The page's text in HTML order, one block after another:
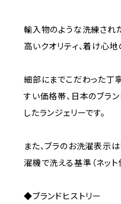
輸入物のような洗練され
高いクオリティ、着け心地
細部にまでこだわった丁
すい価格帯、日本のブラ
したランジェリーです。
また、ブラのお洗濯表示は
濯機で洗える基準（ネット
◆ブランドヒストリー